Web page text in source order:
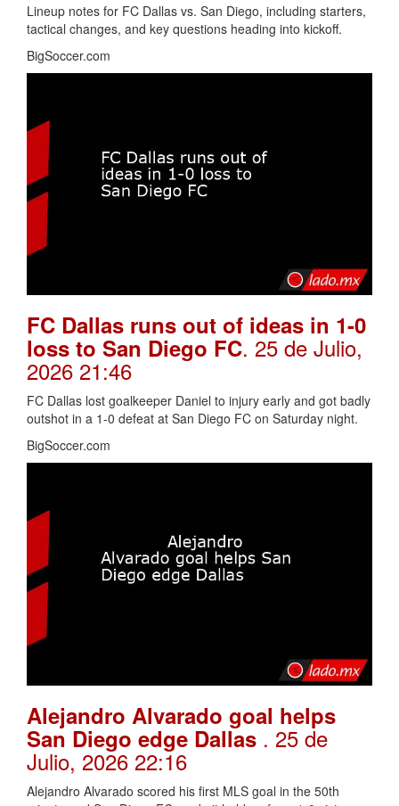
Lineup notes for FC Dallas vs. San Diego, including starters,
tactical changes, and key questions heading into kickoff.
BigSoccer.com
FC Dallas runs out of ideas in 1-0
loss to San Diego FC. 25 de Julio,
2026 21:46
FC Dallas lost goalkeeper Daniel to injury early and got badly
outshot in a 1-0 defeat at San Diego FC on Saturday night.
BigSoccer.com
Alejandro Alvarado goal helps
San Diego edge Dallas . 25 de
Julio, 2026 22:16
Alejandro Alvarado scored his first MLS goal in the 50th